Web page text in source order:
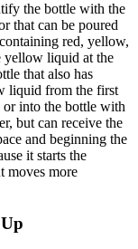
the bottle with the
that can be poured
red, yellow,
yellow liquid at the
that also has
liquid from the first
into the bottle with
but can receive the
and beginning the
it starts the
moves more